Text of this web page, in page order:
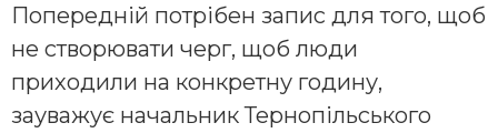
Попередній потрібен запис для того, щоб
не створювати черг, щоб люди
приходили на конкретну годину,
зауважує начальник Тернопільського